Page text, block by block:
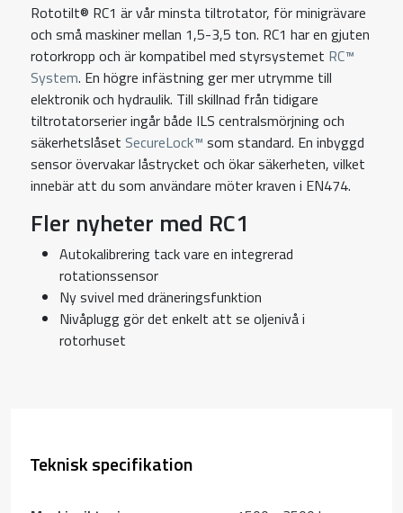
Rototilt® RC1 är vår minsta tiltrotator, för minigrävare
och små maskiner mellan 1,5-3,5 ton. RC1 har en gjuten
rotorkropp och är kompatibel med styrsystemet RC™
System. En högre infästning ger mer utrymme till
elektronik och hydraulik. Till skillnad från tidigare
tiltrotatorserier ingår både ILS centralsmörjning och
säkerhetslåset SecureLock™ som standard. En inbyggd
sensor övervakar låstrycket och ökar säkerheten, vilket
innebär att du som användare möter kraven i EN474.
Fler nyheter med RC1
Autokalibrering tack vare en integrerad
rotationssensor
Ny svivel med dräneringsfunktion
Nivåplugg gör det enkelt att se oljenivå i
rotorhuset
Teknisk specifikation